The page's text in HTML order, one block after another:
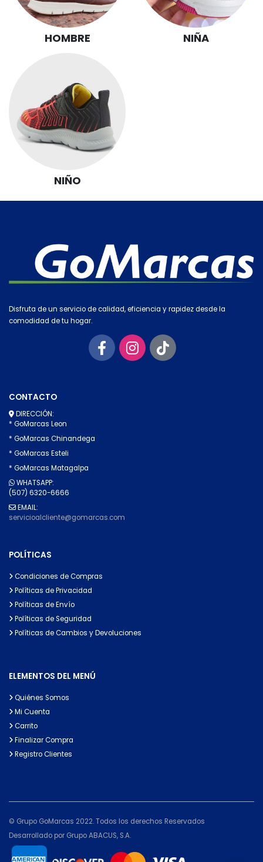
HOMBRE NIÑA
NIÑO
Disfruta de un servicio de calidad, eficiencia y rapidez desde la
comodidad de tu hogar.
CONTACTO
DIRECCIÓN:
* GoMarcas Leon
* GoMarcas Chinandega
* GoMarcas Esteli
* GoMarcas Matagalpa
WHATSAPP:
(507) 6320-6666
EMAIL:
servicioalcliente@gomarcas.com
POLÍTICAS
Condiciones de Compras
Políticas de Privacidad
Políticas de Envío
Políticas de Seguridad
Políticas de Cambios y Devoluciones
ELEMENTOS DEL MENÚ
Quiénes Somos
Mi Cuenta
Carrito
Finalizar Compra
Registro Clientes
© Grupo GoMarcas 2022. Todos los derechos Reservados
Desarrollado por Grupo ABACUS, S.A.